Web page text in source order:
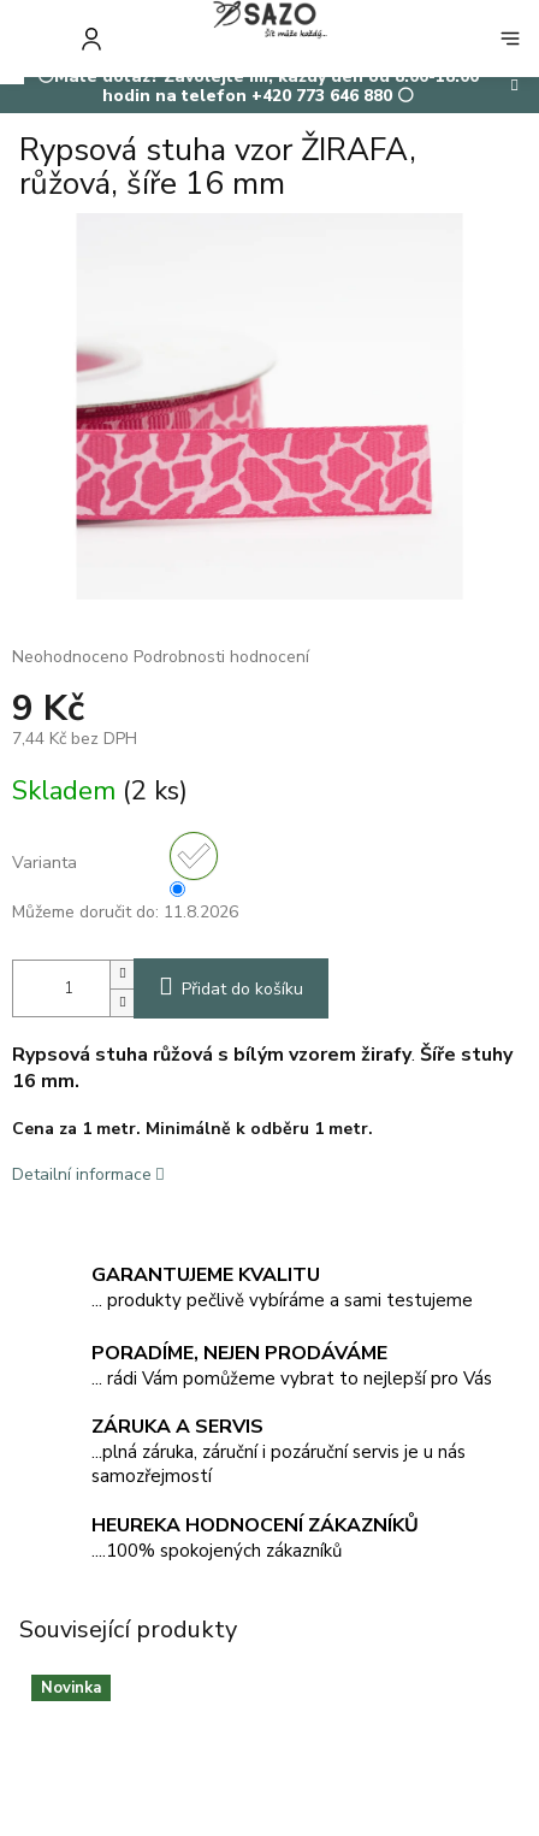
⚪Máte dotaz? Zavolejte mi, každý den od 8:00-18:00
hodin na telefon +420 773 646 880 ⚪
KOŠÍK
Rypsová stuha vzor ŽIRAFA,
růžová, šíře 16 mm
Průměrné
produktu
je
0,0
5
Neohodnoceno Podrobnosti hodnocení
9 Kč
7,44 Kč bez DPH
cena:
Skladem (2 ks)
Varianta
Můžeme doručit do: 11.8.2026
Přidat do košíku
Rypsová stuha růžová s bílým vzorem žirafy. Šíře stuhy
16 mm.
Cena za 1 metr. Minimálně k odběru 1 metr.
Detailní informace
GARANTUJEME KVALITU
... produkty pečlivě vybíráme a sami testujeme
PORADÍME, NEJEN PRODÁVÁME
... rádi Vám pomůžeme vybrat to nejlepší pro Vás
ZÁRUKA A SERVIS
...plná záruka, záruční i pozáruční servis je u nás
samozřejmostí
HEUREKA HODNOCENÍ ZÁKAZNÍKŮ
....100% spokojených zákazníků
Související produkty
Novinka